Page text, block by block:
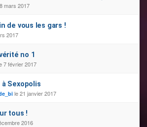
mars 2017
de vous les gars !
2017
no 1
7 février 2017
à Sехopolis
le 21 janvier 2017
tous !
2016